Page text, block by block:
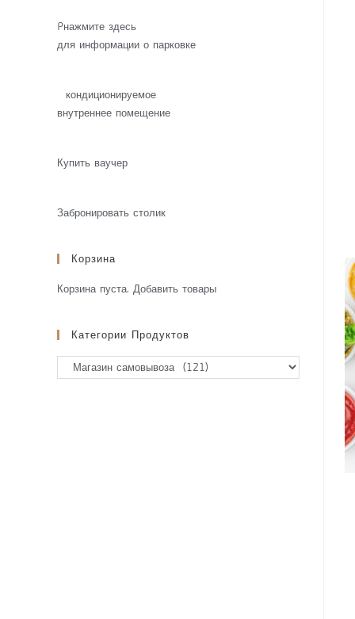
Pнажмите здесь
для информации о парковке
кондиционируемое
внутреннее помещение
Купить ваучер
Забронировать столик
Корзина
Корзина пуста. Добавить товары
Категории Продуктов